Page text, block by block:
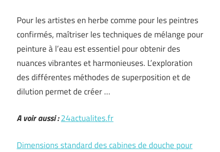
Pour les artistes en herbe comme pour les peintres
confirmés, maîtriser les techniques de mélange pour
peinture à l’eau est essentiel pour obtenir des
nuances vibrantes et harmonieuses. L’exploration
des différentes méthodes de superposition et de
dilution permet de créer …
A voir aussi :24actualites.fr
Dimensions standard des cabines de douche pour